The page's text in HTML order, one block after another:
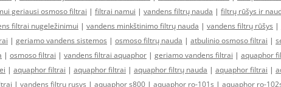
geriausi osmoso filtrai | filtrai namui | vandens filtrų nauda | filtrų rūšys ir
filtrai nugeležinimui | vandens minkštinimo filtrų nauda | vandens filtrų rūšys |
| geriamo vandens sistemos | osmoso filtrų nauda | atbulinio osmoso filtrai |
| osmoso filtrai | vandens filtrai aquaphor | geriamo vandens filtrai | aquaphor
| aquaphor filtrai | aquaphor filtrai | aquaphor filtrų nauda | aquaphor filtrai |
| vandens filtru rusys | aquaphor s800 | aquaphor ro-101s | aquaphor ro-